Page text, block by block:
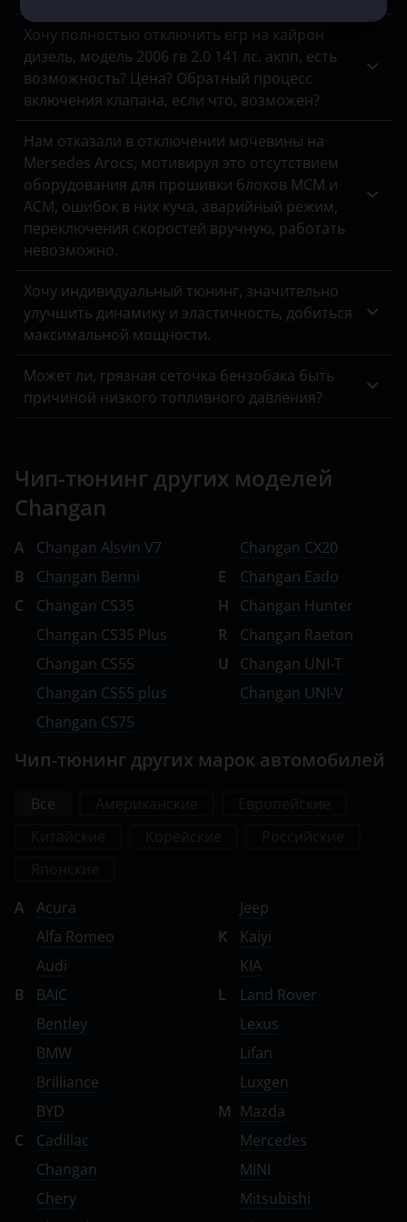
Land Rover
Lexus
Lifan
Luxgen
Mazda
Mercedes-Benz
MINI
Nissan
Saab
Seat
Skoda
Smart
SsangYong
Subaru
Volvo
Vortex
Zotye
ZX
ВАЗ (LADA)
ГАЗ
ЗАЗ
ТагАЗ
Хочу полностью отключить егр на кайрон
дизель, модель 2006 гв 2.0 141 лс. акпп, есть
возможность? Цена? Обратный процесс
включения клапана, если что, возможен?
Нам отказали в отключении мочевины на
Mersedes Arocs, мотивируя это отсутствием
оборудования для прошивки блоков MCM и
ACM, ошибок в них куча, аварийный режим,
переключения скоростей вручную, работать
невозможно.
Хочу индивидуальный тюнинг, значительно
улучшить динамику и эластичность, добиться
максимальной мощности.
Может ли, грязная сеточка бензобака быть
причиной низкого топливного давления?
Чип-тюнинг других моделей
Changan
A
Changan Alsvin V7
B
Changan Benni
C
Changan CS35
Changan CS35 Plus
Changan CS55
Changan CS55 plus
Changan CS75
Changan CX20
E
Changan Eado
H
Changan Hunter
R
Changan Raeton
U
Changan UNI-T
Changan UNI-V
Чип-тюнинг других марок автомобилей
Все
A
Acura
Alfa Romeo
Audi
B
BAIC
Bentley
BMW
Brilliance
BYD
C
Cadillac
Changan
Chery
Jeep
K
Kaiyi
KIA
L
Land Rover
Lexus
Lifan
Luxgen
M Mazda
Mercedes
MINI
Mitsubishi